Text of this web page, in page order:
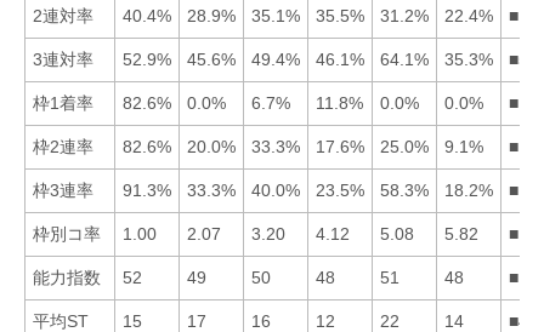
2連対率 40.4% 28.9% 35.1% 35.5% 31.2% 22.4%
3連対率 52.9% 45.6% 49.4% 46.1% 64.1% 35.3%
枠1着率 82.6% 0.0% 6.7% 11.8% 0.0% 0.0%
枠2連率 82.6% 20.0% 33.3% 17.6% 25.0% 9.1%
枠3連率 91.3% 33.3% 40.0% 23.5% 58.3% 18.2%
枠別コ率 1.00 2.07 3.20 4.12 5.08 5.82
能力指数 52 49 50 48 51 48
平均ST 15 17 16 12 22 14